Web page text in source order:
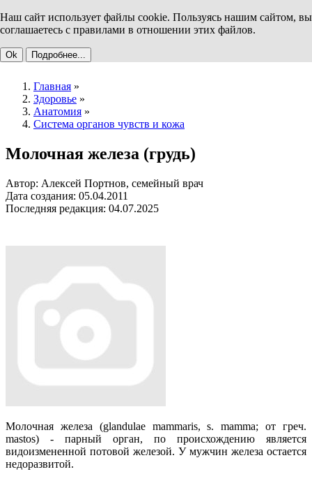
Наш сайт использует файлы cookie. Пользуясь нашим сайтом, вы
соглашаетесь с правилами в отношении этих файлов.
Ok Подробнее...
Главная »
Здоровье »
Анатомия »
Система органов чувств и кожа
Молочная железа (грудь)
Автор: Алексей Портнов, семейный врач
Дата создания: 05.04.2011
Последняя редакция: 04.07.2025
Молочная железа (glandulae mammaris, s. mamma; от греч.
mastos) - парный орган, по происхождению является
видоизмененной потовой железой. У мужчин железа остается
недоразвитой.